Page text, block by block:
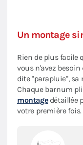
Un montage
Rien de plus facile
vous n'avez
dite "parapluie", sa
Chaque barnum
montagedétaillée
votre première fois.